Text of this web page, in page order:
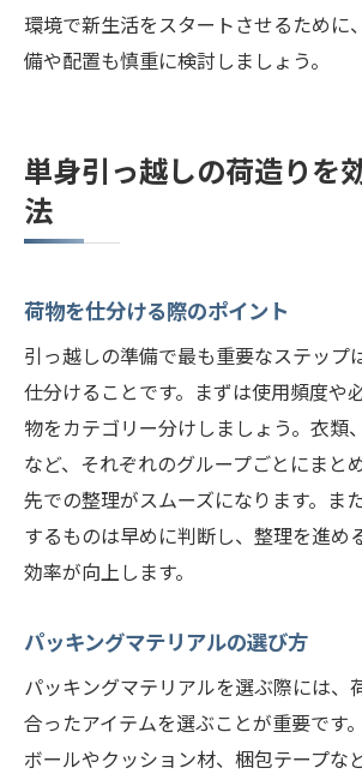
環境で新生活をスタートさせるために
備や配置も慎重に検討しましょう。
単身引っ越しの荷造りを
法
荷物を仕分ける際のポイント
引っ越しの準備で最も重要なステップ
仕分けることです。まずは使用頻度や
物をカテゴリー分けしましょう。衣類
など、それぞれのグループごとにまと
先での整理がスムーズになります。ま
するものは早めに判断し、整理を進め
効率が向上します。
パッキングマテリアルの選び方
パッキングマテリアルを選ぶ際には、
合ったアイテムを選ぶことが重要です
ボールやクッション材、梱包テープな